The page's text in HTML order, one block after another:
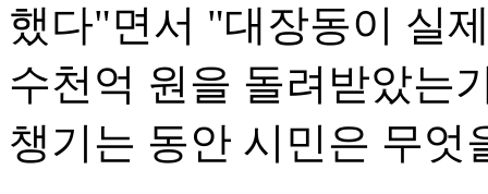
했다"면서 "대장동이 실
수천억 원을 돌려받았는
챙기는 동안 시민은 무엇